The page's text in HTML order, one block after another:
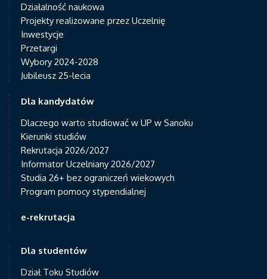
Działalność naukowa
Projekty realizowane przez Uczelnię
Inwestycje
Przetargi
Wybory 2024-2028
Jubileusz 25-lecia
Dla kandydatów
Dlaczego warto studiować w UP w Sanoku
Kierunki studiów
Rekrutacja 2026/2027
Informator Uczelniany 2026/2027
Studia 26+ bez ograniczeń wiekowych
Program pomocy stypendialnej
e-rekrutacja
Dla studentów
Dział Toku Studiów